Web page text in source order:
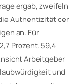
ergab, zweifeln
Authentizität der
an. Für
Prozent. 59,4
Arbeitgeber
und